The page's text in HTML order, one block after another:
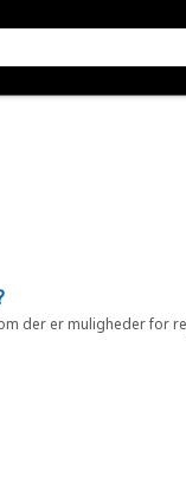
der er muligheder for